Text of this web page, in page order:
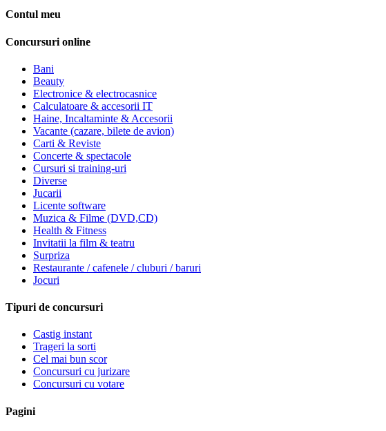
Contul meu
Concursuri online
Bani
Beauty
Electronice & electrocasnice
Calculatoare & accesorii IT
Haine, Incaltaminte & Accesorii
Vacante (cazare, bilete de avion)
Carti & Reviste
Concerte & spectacole
Cursuri si training-uri
Diverse
Jucarii
Licente software
Muzica & Filme (DVD,CD)
Health & Fitness
Invitatii la film & teatru
Surpriza
Restaurante / cafenele / cluburi / baruri
Jocuri
Tipuri de concursuri
Castig instant
Trageri la sorti
Cel mai bun scor
Concursuri cu jurizare
Concursuri cu votare
Pagini